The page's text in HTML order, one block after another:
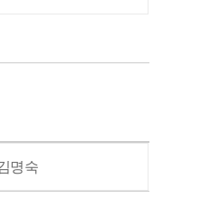
명숙